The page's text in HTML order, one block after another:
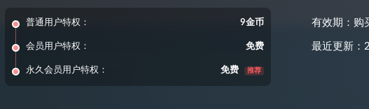
普通用户特权： 9金币
会员用户特权： 免费
永久会员用户特权： 免费 推荐
有效期：购
最近更新：